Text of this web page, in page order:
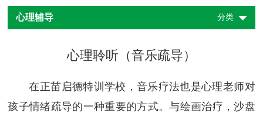
心理辅导 分类
心理聆听（音乐疏导）
在正苗启德特训学校，音乐疗法也是心理老师对
孩子情绪疏导的一种重要的方式。与绘画治疗，沙盘